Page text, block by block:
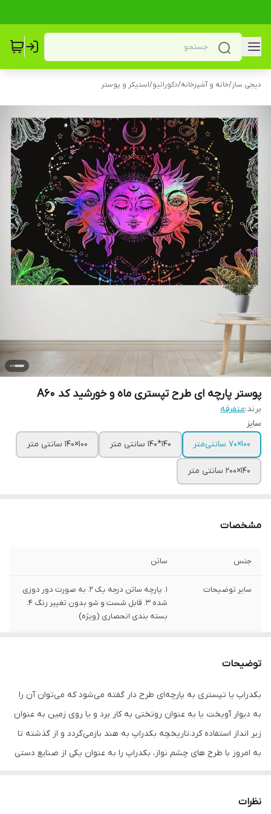
دیجی ساز/خانه و آشپزخانه/دکوراتیو/استیکر و پوستر
پوستر پارچه ای طرح تپستری ماه و خورشید کد A60
برند:متفرقه
سایز
100×70 سانتی‌متر
140*140 سانتی متر 100×140 سانتی متر
140×200 سانتی متر
مشخصات
جنس ساتن
سایر توضیحات
1. پارچه ساتن درجه یک 2. به صورت دور دوزی
شده 3. قابل شست و شو بدون تغییر رنگ 4.
بسته بندی انحصاری (ویژه)
توضیحات
بکدراپ یا تپستری به پارچه‌ای طرح دار گفته می‌شود که می‌توان آن را
به دیوار آویخت یا به عنوان روتختی به کار برد و یا روی زمین به عنوان
زیر انداز استفاده کرد.‌تاریخچه بکدراپ به هند بازمی‌گردد و از گذشته تا
به امروز با طرح های چشم نواز، بکدراپ را به عنوان یکی از صنایع دستی
رفته در این بکدراپ ثابت بوده و به راحتی وبدون هیچ گونه نگرانی
نظرات